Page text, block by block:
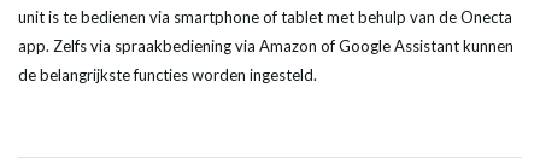
unit is te bedienen via smartphone of tablet met behulp van de Onecta
app. Zelfs via spraakbediening via Amazon of Google Assistant kunnen
de belangrijkste functies worden ingesteld.